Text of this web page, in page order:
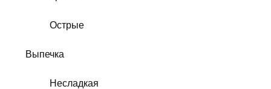
Острые
Выпечка
Несладкая